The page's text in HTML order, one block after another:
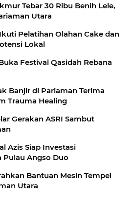
Tebar 30 Ribu Benih Lele,
Utara
Pelatihan Olahan Cake dan
Lokal
Festival Qasidah Rebana
Banjir di Pariaman Terima
Trauma Healing
Gerakan ASRI Sambut
Azis Siap Investasi
Angso Duo
Bantuan Mesin Tempel
Utara